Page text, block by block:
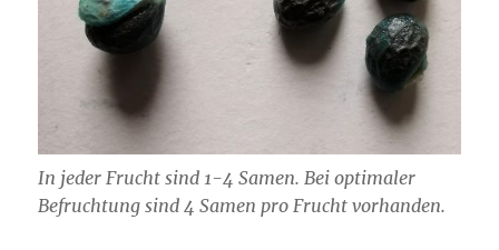
In jeder Frucht sind 1-4 Samen. Bei optimaler
Befruchtung sind 4 Samen pro Frucht vorhanden.